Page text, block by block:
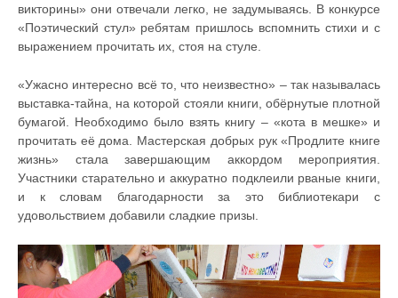
викторины» они отвечали легко, не задумываясь. В конкурсе
«Поэтический стул» ребятам пришлось вспомнить стихи и с
выражением прочитать их, стоя на стуле.
«Ужасно интересно всё то, что неизвестно» – так называлась
выставка-тайна, на которой стояли книги, обёрнутые плотной
бумагой. Необходимо было взять книгу – «кота в мешке» и
прочитать её дома. Мастерская добрых рук «Продлите книге
жизнь» стала завершающим аккордом мероприятия.
Участники старательно и аккуратно подклеили рваные книги,
и к словам благодарности за это библиотекари с
удовольствием добавили сладкие призы.